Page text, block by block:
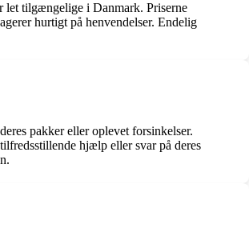
let tilgængelige i Danmark. Priserne
hurtigt på henvendelser. Endelig
pakker eller oplevet forsinkelser.
hjælp eller svar på deres